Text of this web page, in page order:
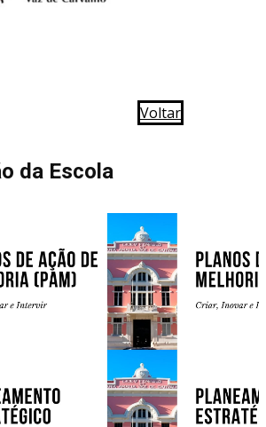
Voltar
da Escola